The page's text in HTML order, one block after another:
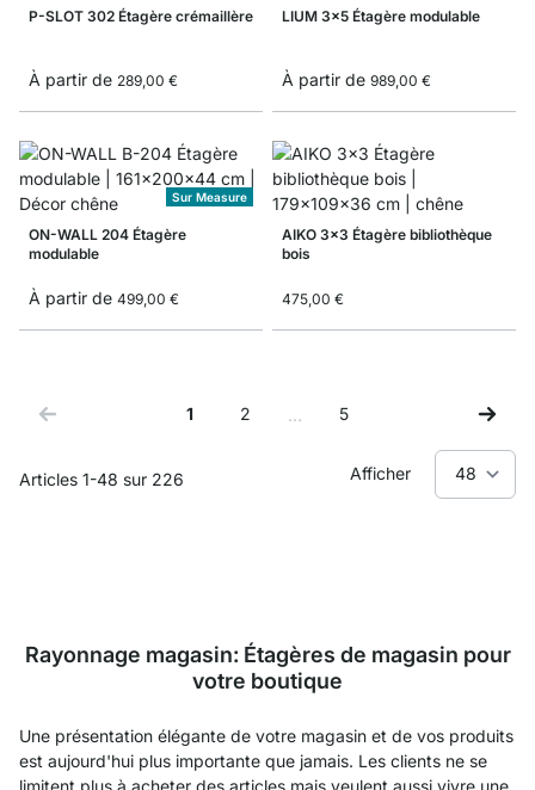
P-SLOT 302 Étagère crémaillère
À partir de 289,00 €
LIUM 3x5 Étagère modulable
À partir de 989,00 €
Sur Measure
ON-WALL 204 Étagère
modulable
À partir de 499,00 €
AIKO 3x3 Étagère bibliothèque
bois
475,00 €
Articles 1-48 sur 226
Vous lisez actuellement la page
1
Page
2 …
Page
5
Afficher
Rayonnage magasin: Étagères de magasin pour
votre boutique
Une présentation élégante de votre magasin et de vos produits
est aujourd'hui plus importante que jamais. Les clients ne se